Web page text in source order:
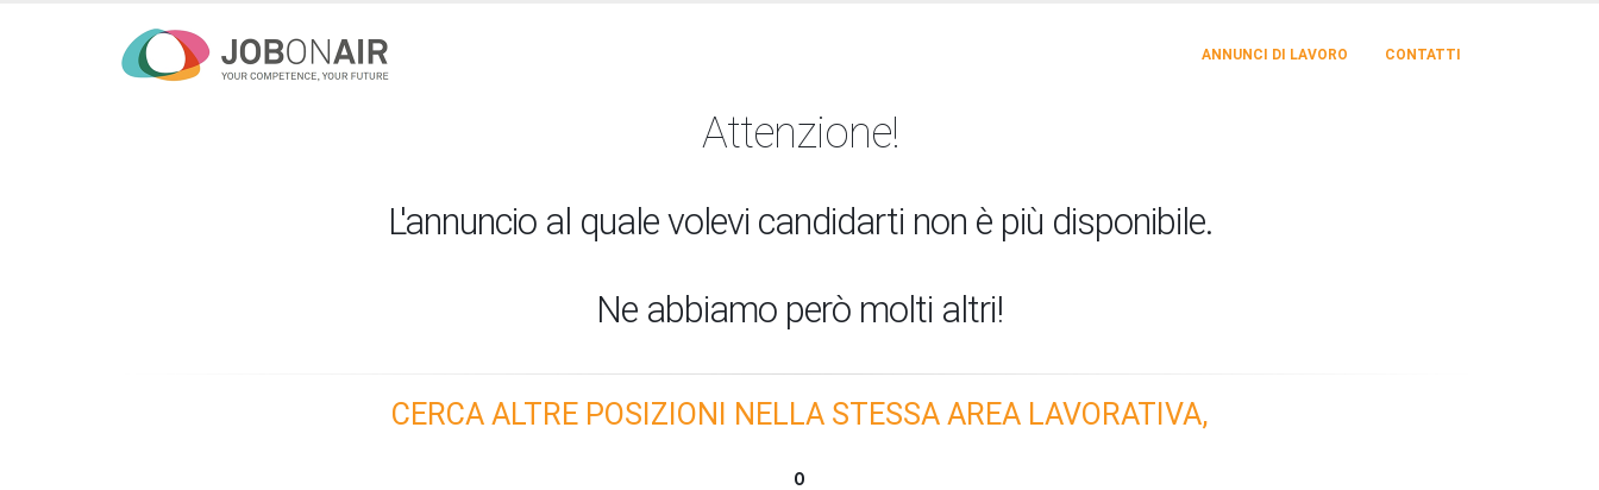
ANNUNCI DI LAVORO CONTATTI
Attenzione!
L'annuncio al quale volevi candidarti non è più disponibile.
Ne abbiamo però molti altri!
CERCA ALTRE POSIZIONI NELLA STESSA AREA LAVORATIVA,
O